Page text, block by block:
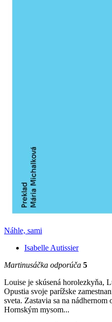
Náhle, sami
Isabelle Autissier
Martinusáčka odporúča 5
Louise je skúsená horolezkyňa,
Opustia svoje parížske
sveta. Zastavia sa na nádhernom
Hornským mysom...